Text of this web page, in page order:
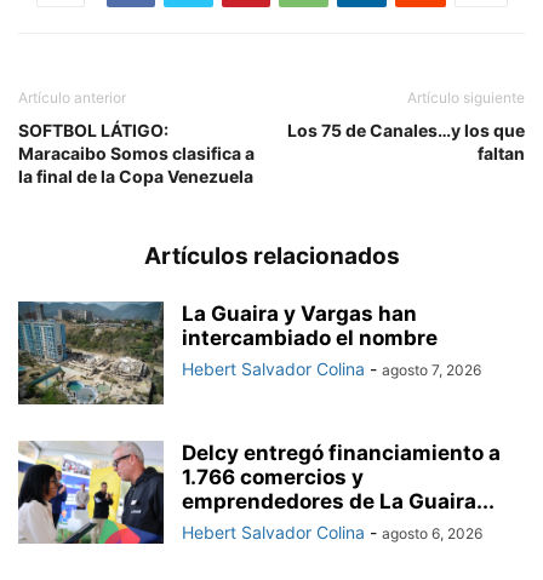
Artículo anterior
SOFTBOL LÁTIGO:
Maracaibo Somos clasifica a
la final de la Copa Venezuela
Artículo siguiente
Los 75 de Canales…y los que
faltan
Artículos relacionados
La Guaira y Vargas han
intercambiado el nombre
Hebert Salvador Colina - agosto 7, 2026
Delcy entregó financiamiento a
1.766 comercios y
emprendedores de La Guaira...
Hebert Salvador Colina - agosto 6, 2026